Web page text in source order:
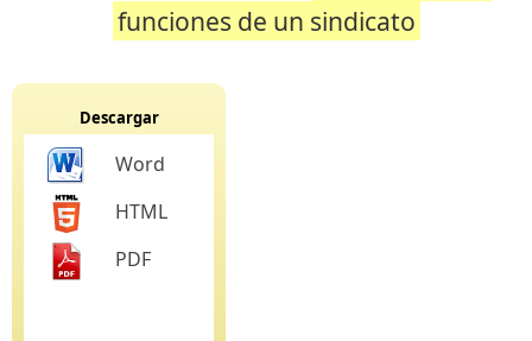
funciones de un sindicato
Descargar
Word
HTML
PDF